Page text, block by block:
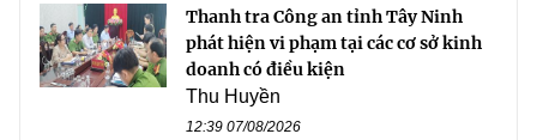
Thanh tra Công an tỉnh Tây Ninh
phát hiện vi phạm tại các cơ sở kinh
doanh có điều kiện
Thu Huyền
12:39 07/08/2026